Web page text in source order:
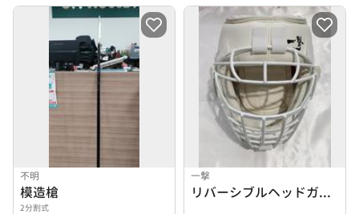
不明
模造槍
2分割式
一撃
リバーシブルヘッドガード